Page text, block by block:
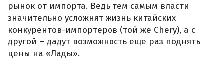
рынок от импорта. Ведь тем самым власти
значительно усложнят жизнь китайских
конкурентов-импортеров (той же Chery), а с
другой – дадут возможность еще раз поднять
цены на «Лады».